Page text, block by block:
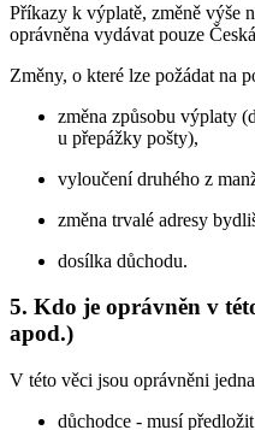
Příkazy k výplatě, změně výše
oprávněna vydávat pouze
Změny, o které lze požádat na
změna způsobu výplaty
u přepážky pošty),
vyloučení druhého z
změna trvalé adresy
dosílka důchodu.
5. Kdo je oprávněn v
apod.)
V této věci jsou oprávněni
důchodce - musí